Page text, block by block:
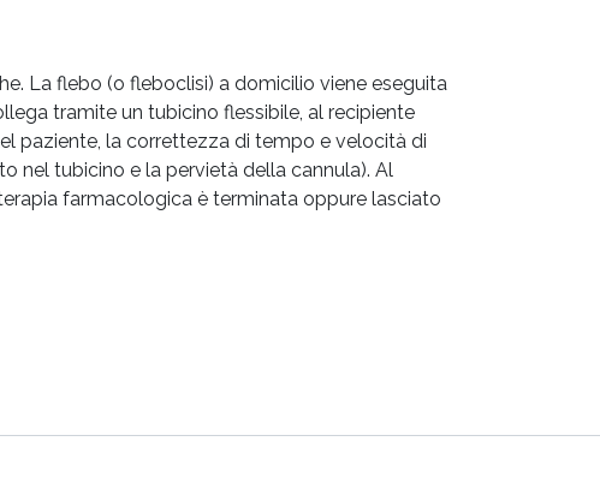
La flebo (o fleboclisi) a domicilio viene eseguita
tramite un tubicino flessibile, al recipiente
paziente, la correttezza di tempo e velocità di
nel tubicino e la pervietà della cannula). Al
farmacologica è terminata oppure lasciato